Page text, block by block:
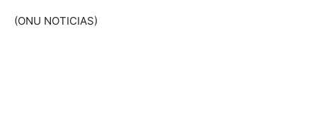
(ONU NOTICIAS)